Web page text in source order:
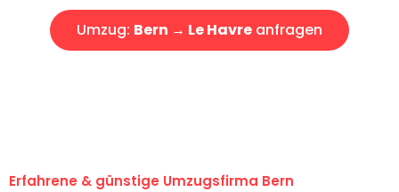
Umzug: Bern → Le Havre anfragen
Erfahrene & günstige Umzugsfirma Bern